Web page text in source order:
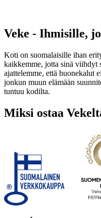
Veke - Ihmisille,
Koti on suomalaisille ihan
kaikkemme, jotta sinä viihdyt
ajattelemme, että huonekalut
jonkun muun elämään
tuntuu kodilta.
Miksi ostaa